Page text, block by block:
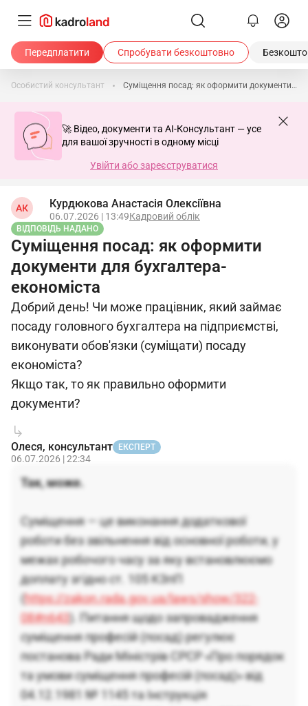
Передплатити Спробувати безкоштовно
Особистий консультант Суміщення посад: як оформити документи для бухгалтера-економіста
🚀 Відео, документи та AI-Консультант — усе
для вашої зручності в одному місці
Увійти або зареєструватися
АК Курдюкова Анастасія Олексіївна
06.07.2026 | 13:49Кадровий облік
ВІДПОВІДЬ НАДАНО
Суміщення посад: як оформити
документи для бухгалтера-
економіста
Добрий день! Чи може працівник, який займає
посаду головного бухгалтера на підприємстві,
виконувати обов'язки (суміщати) посаду
економіста?
Якщо так, то як правильно оформити
документи?
Олеся, консультант ЕКСПЕРТ
06.07.2026 | 22:34
Так, може.
Суміщення — це виконання додаткової
роботи без звільнення від основної роботи, у
межах робочого часу за яку встановлюємо
доплату згідно ст. 105 КЗпП
(https://zakon.rada.gov.ua/laws/show/322-
08#n643). Питання щодо запровадження
суміщення професій (посад) регулює
постанова Ради Міністрів СРСР «Про порядок
та умови суміщення професій (посад)» від
04.12.1981 № 1145 та Інструкція